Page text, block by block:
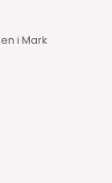
i Mark